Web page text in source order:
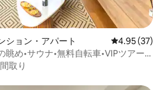
ション・アパート レビュー37
4.95 (37)
眺め•サウナ•無料自転車•VIPツアー
間取り